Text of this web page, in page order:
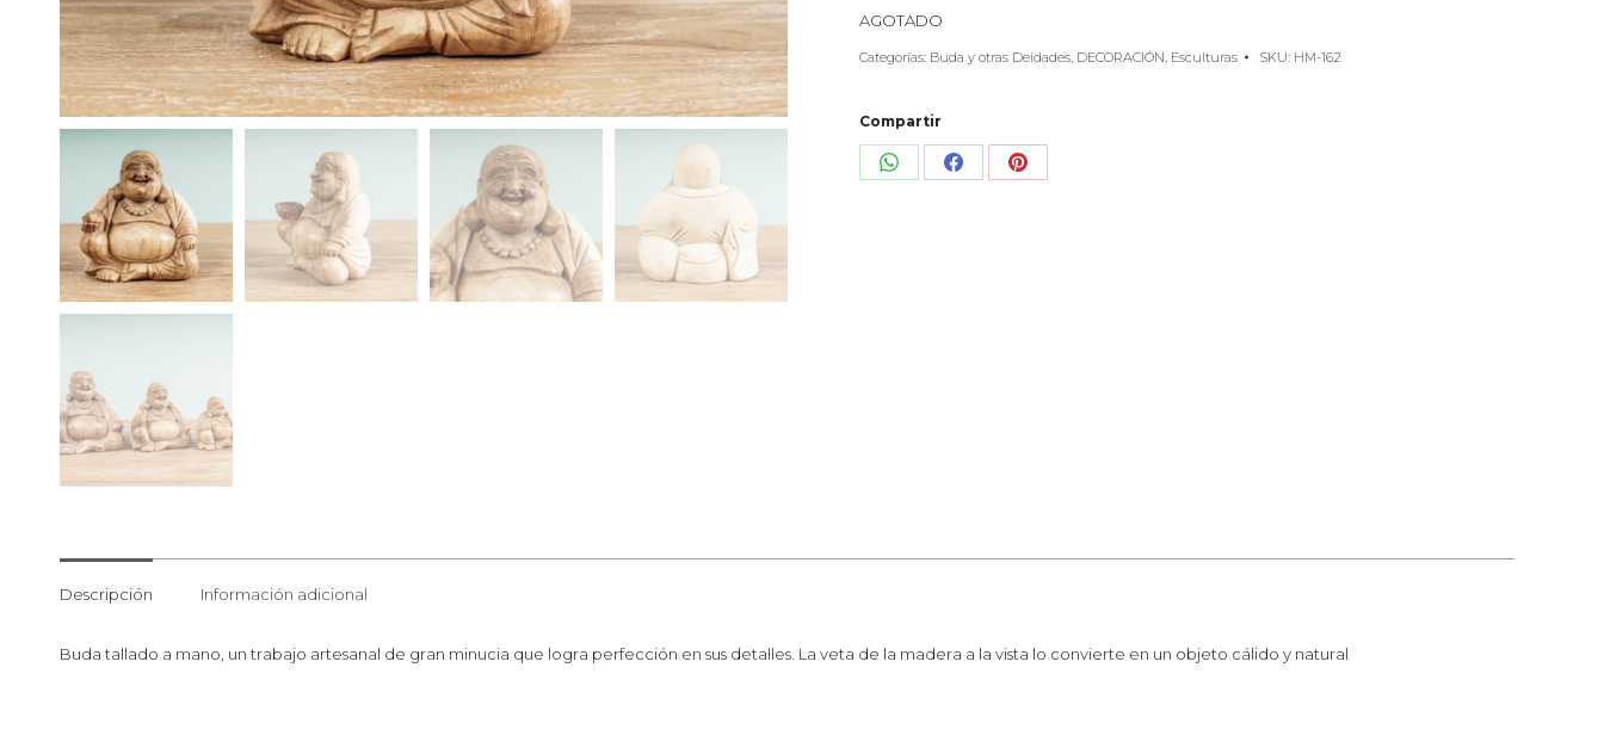
AGOTADO
Categorías: Buda y otras Deidades, DECORACIÓN, Esculturas SKU: HM-162
Compartir
Share Share Share
Descripción Información adicional
Buda tallado a mano, un trabajo artesanal de gran minucia que logra perfección en sus detalles. La veta de la madera a la vista lo convierte en un objeto cálido y natural